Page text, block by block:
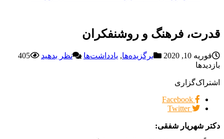
قدرت، فرهنگ و روشنفکران
فوریه 10, 2020 برگزیده‌ها, یادداشت‌ها نظر بدهید
405
بازدیدها
اشتراک‌گزاری
Facebook
Twitter
دکتر شهریار شفقی: